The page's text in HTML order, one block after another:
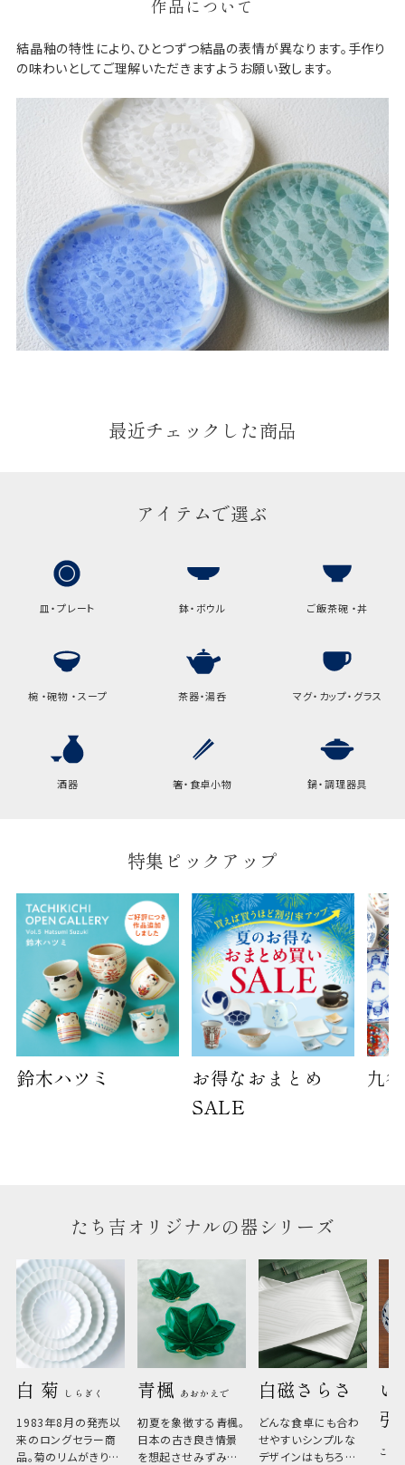
作品について
結晶釉の特性により、ひとつずつ結晶の表情が異なります。手作り
の味わいとしてご理解いただきますようお願い致します。
最近チェックした商品
アイテムで選ぶ
皿・プレート 鉢・ボウル ご飯茶碗 ・丼
椀 ・碗物 ・スープ 茶器・湯呑 マグ・カップ・グラス
酒器 箸・食卓小物 鍋・調理器具
特集ピックアップ
鈴木ハツミ
お得なおまとめ
SALE
九
たち吉オリジナルの器シリーズ
白 菊 しらぎく
1983年8月の発売以
来のロングセラー商
品。菊のリムがきりっ
青楓 あおかえで
初夏を象徴する青楓。
日本の古き良き情景
を想起させみずみず
白磁さらさ
どんな食卓にも合わ
せやすいシンプルな
デザインはもちろん、
い
こひ